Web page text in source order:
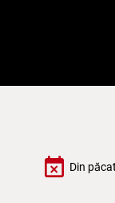
event_busy Din